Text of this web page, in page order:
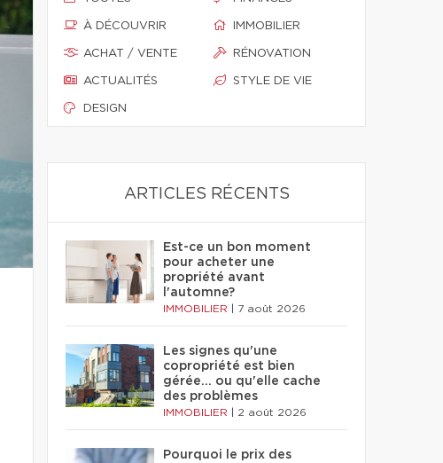
À DÉCOUVRIR
ACHAT / VENTE
ACTUALITÉS
DESIGN
IMMOBILIER
RÉNOVATION
STYLE DE VIE
ARTICLES RÉCENTS
Est-ce un bon moment
pour acheter une
propriété avant
l'automne?
IMMOBILIER 7 août 2026
Les signes qu'une
copropriété est bien
gérée… ou qu'elle cache
des problèmes
IMMOBILIER 2 août 2026
Pourquoi le prix des